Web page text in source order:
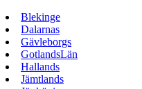
Blekinge
Dalarnas
Gävleborgs
GotlandsLän
Hallands
Jämtlands